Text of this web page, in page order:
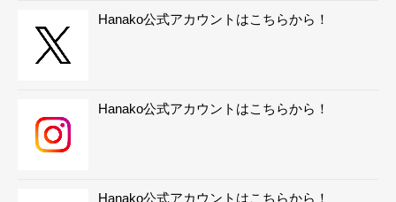
Hanako公式アカウントはこちらから！
Hanako公式アカウントはこちらから！
Hanako公式アカウントはこちらから！